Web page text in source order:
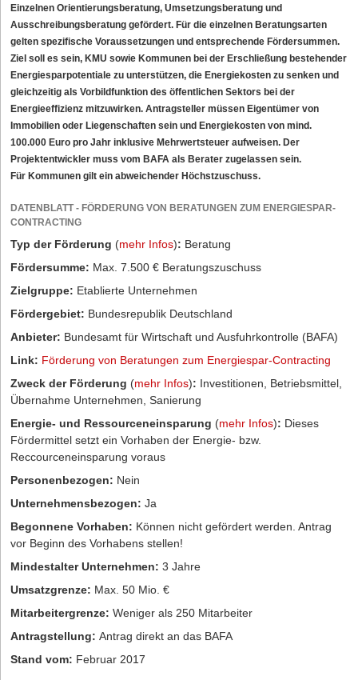
Einzelnen Orientierungsberatung, Umsetzungsberatung und
Ausschreibungsberatung gefördert. Für die einzelnen Beratungsarten
gelten spezifische Voraussetzungen und entsprechende Fördersummen.
Ziel soll es sein, KMU sowie Kommunen bei der Erschließung bestehender
Energiesparpotentiale zu unterstützen, die Energiekosten zu senken und
gleichzeitig als Vorbildfunktion des öffentlichen Sektors bei der
Energieeffizienz mitzuwirken. Antragsteller müssen Eigentümer von
Immobilien oder Liegenschaften sein und Energiekosten von mind.
100.000 Euro pro Jahr inklusive Mehrwertsteuer aufweisen. Der
Projektentwickler muss vom BAFA als Berater zugelassen sein.
Für Kommunen gilt ein abweichender Höchstzuschuss.
DATENBLATT - FÖRDERUNG VON BERATUNGEN ZUM ENERGIESPAR-
CONTRACTING
Typ der Förderung (mehr Infos): Beratung
Fördersumme: Max. 7.500 € Beratungszuschuss
Zielgruppe: Etablierte Unternehmen
Fördergebiet: Bundesrepublik Deutschland
Anbieter: Bundesamt für Wirtschaft und Ausfuhrkontrolle (BAFA)
Link: Förderung von Beratungen zum Energiespar-Contracting
Zweck der Förderung (mehr Infos): Investitionen, Betriebsmittel,
Übernahme Unternehmen, Sanierung
Energie- und Ressourceneinsparung (mehr Infos): Dieses
Fördermittel setzt ein Vorhaben der Energie- bzw.
Reccourceneinsparung voraus
Personenbezogen: Nein
Unternehmensbezogen: Ja
Begonnene Vorhaben: Können nicht gefördert werden. Antrag
vor Beginn des Vorhabens stellen!
Mindestalter Unternehmen: 3 Jahre
Umsatzgrenze: Max. 50 Mio. €
Mitarbeitergrenze: Weniger als 250 Mitarbeiter
Antragstellung: Antrag direkt an das BAFA
Stand vom: Februar 2017